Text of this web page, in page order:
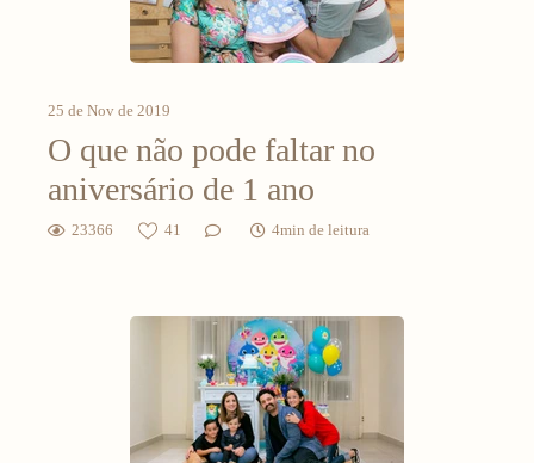
25 de Nov de 2019
O que não pode faltar no
aniversário de 1 ano
23366 41 4min de leitura